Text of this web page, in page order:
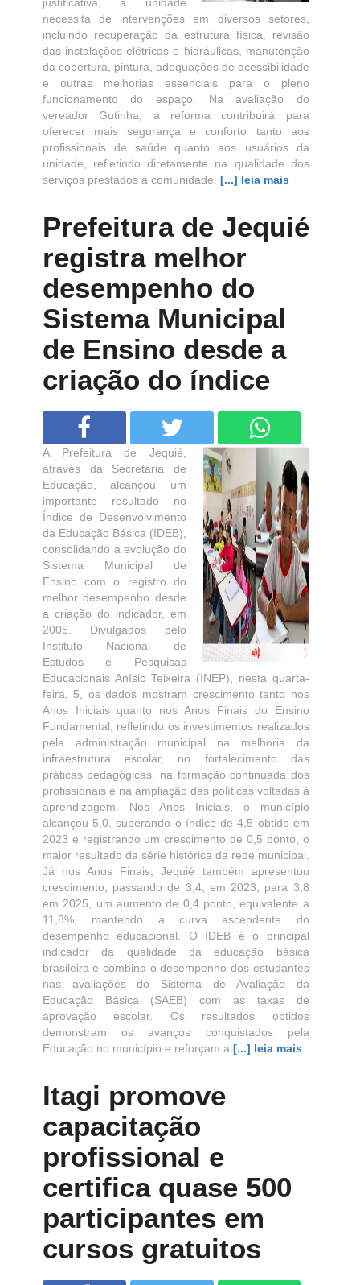
necessita de intervenções em diversos setores,
incluindo recuperação da estrutura física, revisão
das instalações elétricas e hidráulicas, manutenção
da cobertura, pintura, adequações de acessibilidade
e outras melhorias essenciais para o pleno
funcionamento do espaço. Na avaliação do
vereador Gutinha, a reforma contribuirá para
oferecer mais segurança e conforto tanto aos
profissionais de saúde quanto aos usuários da
unidade, refletindo diretamente na qualidade dos
serviços prestados à comunidade. [...] leia mais
Prefeitura de Jequié
registra melhor
desempenho do
Sistema Municipal
de Ensino desde a
criação do índice
A Prefeitura de Jequié,
através da Secretaria de
Educação, alcançou um
importante resultado no
Índice de Desenvolvimento
da Educação Básica (IDEB),
consolidando a evolução do
Sistema Municipal de
Ensino com o registro do
melhor desempenho desde
a criação do indicador, em
2005. Divulgados pelo
Instituto Nacional de
Estudos e Pesquisas
Educacionais Anísio Teixeira (INEP), nesta quarta-
feira, 5, os dados mostram crescimento tanto nos
Anos Iniciais quanto nos Anos Finais do Ensino
Fundamental, refletindo os investimentos realizados
pela administração municipal na melhoria da
infraestrutura escolar, no fortalecimento das
práticas pedagógicas, na formação continuada dos
profissionais e na ampliação das políticas voltadas à
aprendizagem. Nos Anos Iniciais, o município
alcançou 5,0, superando o índice de 4,5 obtido em
2023 e registrando um crescimento de 0,5 ponto, o
maior resultado da série histórica da rede municipal.
Já nos Anos Finais, Jequié também apresentou
crescimento, passando de 3,4, em 2023, para 3,8
em 2025, um aumento de 0,4 ponto, equivalente a
11,8%, mantendo a curva ascendente do
desempenho educacional. O IDEB é o principal
indicador da qualidade da educação básica
brasileira e combina o desempenho dos estudantes
nas avaliações do Sistema de Avaliação da
Educação Básica (SAEB) com as taxas de
aprovação escolar. Os resultados obtidos
demonstram os avanços conquistados pela
Educação no município e reforçam a [...] leia mais
Itagi promove
capacitação
profissional e
certifica quase 500
participantes em
cursos gratuitos